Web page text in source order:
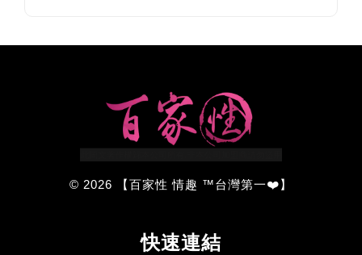
© 2026 【百家性 情趣 ™台灣第一❤️】
快速連結